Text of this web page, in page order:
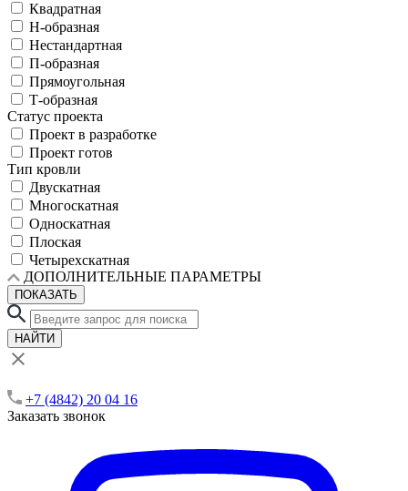
Квадратная
Н-образная
Нестандартная
П-образная
Прямоугольная
Т-образная
Статус проекта
Проект в разработке
Проект готов
Тип кровли
Двускатная
Многоскатная
Односкатная
Плоская
Четырехскатная
ДОПОЛНИТЕЛЬНЫЕ ПАРАМЕТРЫ
ПОКАЗАТЬ
НАЙТИ
+7 (4842) 20 04 16
Заказать звонок